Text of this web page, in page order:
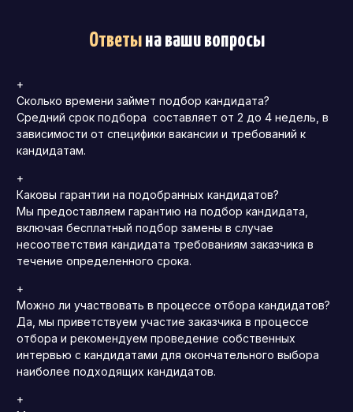
Ответына ваши вопросы
+
Сколько времени займет подбор кандидата?
Средний срок подбора составляет от 2 до 4 недель, в
зависимости от специфики вакансии и требований к
кандидатам.
+
Каковы гарантии на подобранных кандидатов?
Мы предоставляем гарантию на подбор кандидата,
включая бесплатный подбор замены в случае
несоответствия кандидата требованиям заказчика в
течение определенного срока.
+
Можно ли участвовать в процессе отбора кандидатов?
Да, мы приветствуем участие заказчика в процессе
отбора и рекомендуем проведение собственных
интервью с кандидатами для окончательного выбора
наиболее подходящих кандидатов.
+